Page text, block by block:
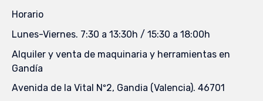
Horario
Lunes-Viernes. 7:30 a 13:30h / 15:30 a 18:00h
Alquiler y venta de maquinaria y herramientas en
Gandía
Avenida de la Vital Nº2, Gandia (Valencia). 46701